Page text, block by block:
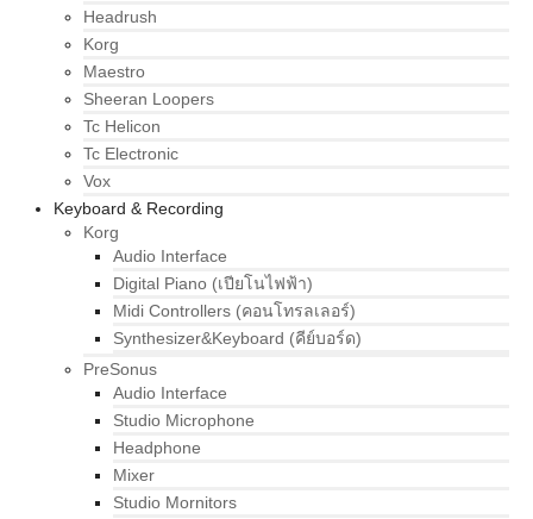
Headrush
Korg
Maestro
Sheeran Loopers
Tc Helicon
Tc Electronic
Vox
Keyboard & Recording
Korg
Audio Interface
Digital Piano (เปียโนไฟฟ้า)
Midi Controllers (คอนโทรลเลอร์)
Synthesizer&Keyboard (คีย์บอร์ด)
PreSonus
Audio Interface
Studio Microphone
Headphone
Mixer
Studio Mornitors